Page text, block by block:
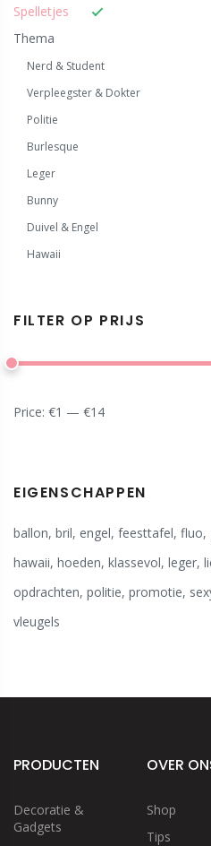
Spelletjes
Thema
Nerd & Student
Verpleegster & Dokter
Politie
Burlesque
Leger
Bunny
Duivel & Engel
Hawaii
FILTER OP PRIJS
Price: €1 — €14
EIGENSCHAPPEN
ballon, bril, engel, feesttafel, fluo,
hawaii, hoeden, klassevol, leger,
opdrachten, politie, promotie,
vleugels
PRODUCTEN
Decoratie &
Gadgets
OVER
Shop
Tips